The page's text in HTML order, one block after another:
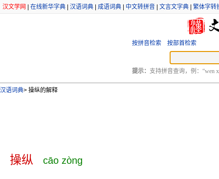
汉文学网 在线新华字典 汉语词典 成语词典 中文转拼音 文言文字典 繁体字转
按拼音检索 按部首检索
提示： 支持拼音查询，例：“wen
汉语词典> 操纵的解释
操纵 cāo zòng